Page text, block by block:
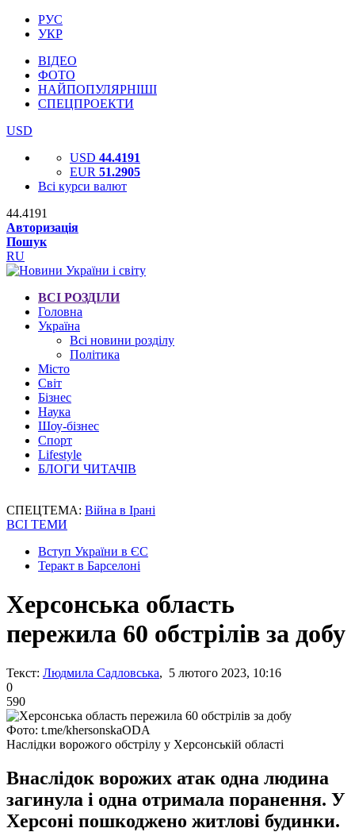
РУС
УКР
ВІДЕО
ФОТО
НАЙПОПУЛЯРНІШІ
СПЕЦПРОЕКТИ
USD
USD 44.4191
EUR 51.2905
Всі курси валют
44.4191
Авторизація
Пошук
RU
ВСІ РОЗДІЛИ
Головна
Україна
Всі новини розділу
Політика
Місто
Світ
Бізнес
Наука
Шоу-бізнес
Спорт
Lifestyle
БЛОГИ ЧИТАЧІВ
СПЕЦТЕМА: Війна в Ірані
ВСІ ТЕМИ
Вступ України в ЄС
Теракт в Барселоні
Херсонська область
пережила 60 обстрілів за добу
Текст: Людмила Садловська, 5 лютого 2023, 10:16
0
590
Фото: t.me/khersonskaODA
Наслідки ворожого обстрілу у Херсонській області
Внаслідок ворожих атак одна людина
загинула і одна отримала поранення. У
Херсоні пошкоджено житлові будинки.